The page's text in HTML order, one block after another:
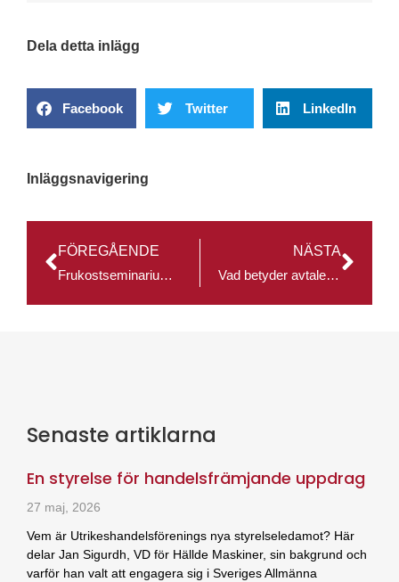
Dela detta inlägg
Facebook Twitter LinkedIn
Inläggsnavigering
FÖREGÅENDE
Frukostseminarium: Export till Kina – Marknaden, affärsklimat och immateriella tillgångar
NÄSTA
Vad betyder avtalet CETA för dig?
Senaste artiklarna
En styrelse för handelsfrämjande uppdrag
27 maj, 2026
Vem är Utrikeshandelsförenings nya styrelseledamot? Här
delar Jan Sigurdh, VD för Hällde Maskiner, sin bakgrund och
varför han valt att engagera sig i Sveriges Allmänna